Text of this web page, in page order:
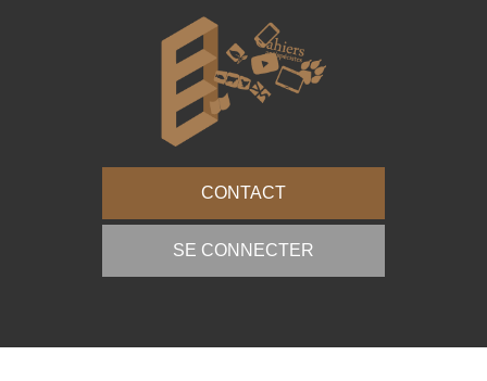
CONTACT
SE CONNECTER